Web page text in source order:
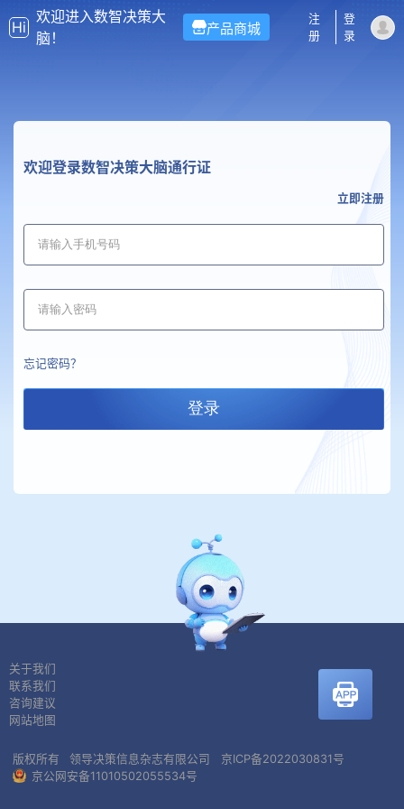
欢迎进入数智决策大
脑！
产品商城
注
册
登
录
欢迎登录数智决策大脑通行证
立即注册
忘记密码？
登录
关于我们
联系我们
咨询建议
网站地图
版权所有 领导决策信息杂志有限公司
京ICP备2022030831号
京公网安备11010502055534号